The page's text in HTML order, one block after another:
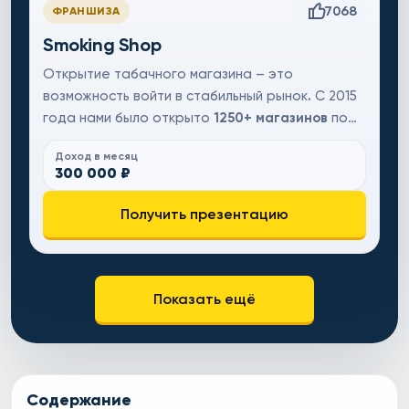
ФРАНШИЗА 7068
Smoking Shop
Открытие табачного магазина – это
возможность войти в стабильный рынок. С 2015
года нами было открыто 1250+ магазинов по
300 000 рублей ежемесячной прибыли
благодаря высокой наценке на товар –
. Рынок табачных изделий, вне
зависимости от ситуации на рынке,
продолжает рост и, по данным аналитиков,
обеспечиваем вас обучением, поставками и
дизайном. Запустите магазин по проверенной
Доход в месяц
300 000 ₽
Получить презентацию
Показать ещё
Содержание